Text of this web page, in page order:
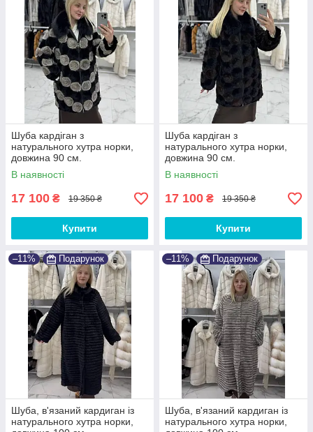
Шуба кардіган з
натурального хутра норки,
довжина 90 см.
В наявності
17 100 ₴ 19 350 ₴
Купити
Шуба кардіган з
натурального хутра норки,
довжина 90 см.
В наявності
17 100 ₴ 19 350 ₴
Купити
–11% Подарунок
Шуба, в'язаний кардиган із
натурального хутра норки,
–11% Подарунок
Шуба, в'язаний кардиган із
натурального хутра норки,